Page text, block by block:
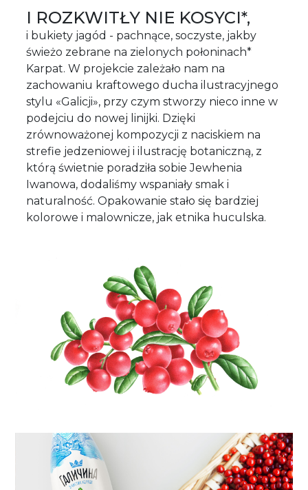
I ROZKWITŁY NIE KOSYCI*,
i bukiety jagód - pachnące, soczyste, jakby
świeżo zebrane na zielonych połoninach*
Karpat. W projekcie zależało nam na
zachowaniu kraftowego ducha ilustracyjnego
stylu «Galicji», przy czym stworzy nieco inne w
podejciu do nowej linijki. Dzięki
zrównoważonej kompozycji z naciskiem na
strefie jedzeniowej i ilustrację botaniczną, z
którą świetnie poradziła sobie Jewhenia
Iwanowa, dodaliśmy wspaniały smak i
naturalność. Opakowanie stało się bardziej
kolorowe i malownicze, jak etnika huculska.